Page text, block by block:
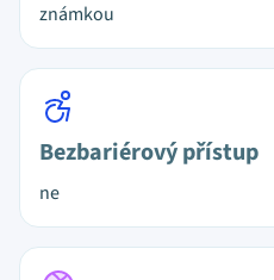
známkou
Bezbariérový přístup
ne